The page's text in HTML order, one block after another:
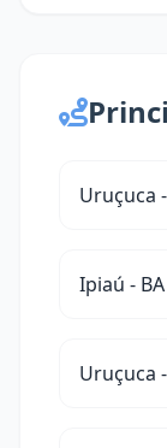
Uruçuca
Ipiaú -
Uruçuca